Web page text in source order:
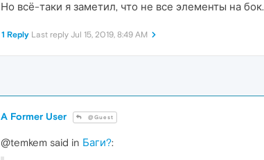
Но всё-таки я заметил, что не все элементы на
1 Reply Last reply Jul 15, 2019, 8:49 AM
A Former User @Guest
@temkem said in Баги?: